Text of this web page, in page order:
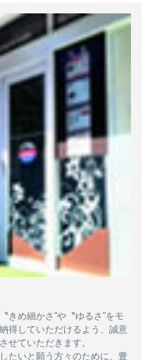
きめ細かさ”や〝ゆるさ”をモ
得していただけるよう、誠意
せていただきます。
たいと願う方々のために、豊